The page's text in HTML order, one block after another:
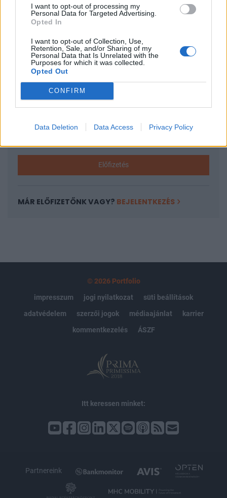
I want to opt-out of processing my
Personal Data for Targeted Advertising.
Opted In
I want to opt-out of Collection, Use,
Retention, Sale, and/or Sharing of my
Personal Data that Is Unrelated with the
Purposes for which it was collected.
Opted Out
CONFIRM
Data Deletion Data Access Privacy Policy
álláspontjával. Ha hozzászólna...
KEDVES OLVASÓNK!
A keresett cikk a portfolio.hu hírarchívumához
tartozik, melynek olvasása előfizetéses
regisztrációhoz kötött.
Az előfizetés a következőket tartalmazza:
Kötéslisták: BÉT elmúlt 2 év napon belüli
Előfizetés
MÁR ELŐFIZETŐNK VAGY? BEJELENTKEZÉS
© 2026 Portfolio
impresszum
jogi nyilatkozat
süti beállítások
adatvédelem
szerzői jogok médiaajánlat
karrier
kommentkezelés
ÁSZF
Itt keressen minket:
Partnereink